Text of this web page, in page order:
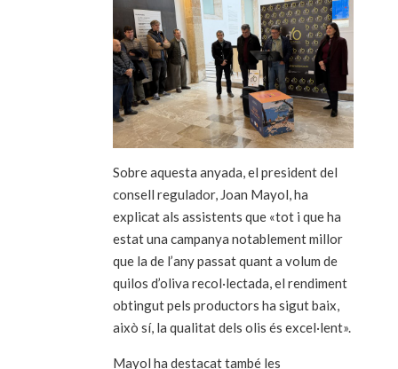
Sobre aquesta anyada, el president del
consell regulador, Joan Mayol, ha
explicat als assistents que «tot i que ha
estat una campanya notablement millor
que la de l’any passat quant a volum de
quilos d’oliva recol·lectada, el rendiment
obtingut pels productors ha sigut baix,
això sí, la qualitat dels olis és excel·lent».
Mayol ha destacat també les